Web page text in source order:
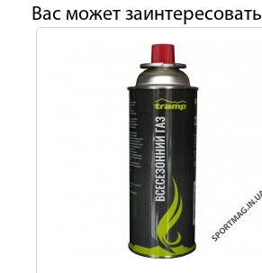
Ваc может заинтересовать